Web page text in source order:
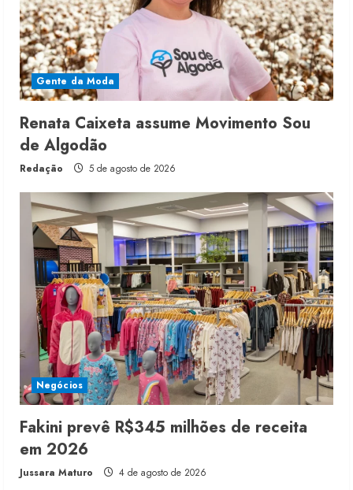
Gente da Moda
Renata Caixeta assume Movimento Sou
de Algodão
Redação 5 de agosto de 2026
Negócios
Fakini prevê R$345 milhões de receita
em 2026
Jussara Maturo 4 de agosto de 2026